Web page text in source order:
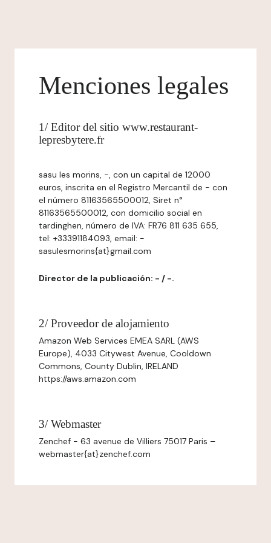
Menciones legales
1/ Editor del sitio www.restaurant-
lepresbytere.fr
sasu les morins, -, con un capital de 12000
euros, inscrita en el Registro Mercantil de - con
el número 81163565500012, Siret n°
81163565500012, con domicilio social en
tardinghen, número de IVA: FR76 811 635 655,
tel: +33391184093, email: -
sasulesmorins{at}gmail.com
Director de la publicación: - / -.
2/ Proveedor de alojamiento
Amazon Web Services EMEA SARL (AWS
Europe), 4033 Citywest Avenue, Cooldown
Commons, County Dublin, IRELAND
https://aws.amazon.com
3/ Webmaster
Zenchef - 63 avenue de Villiers 75017 Paris –
webmaster{at}zenchef.com